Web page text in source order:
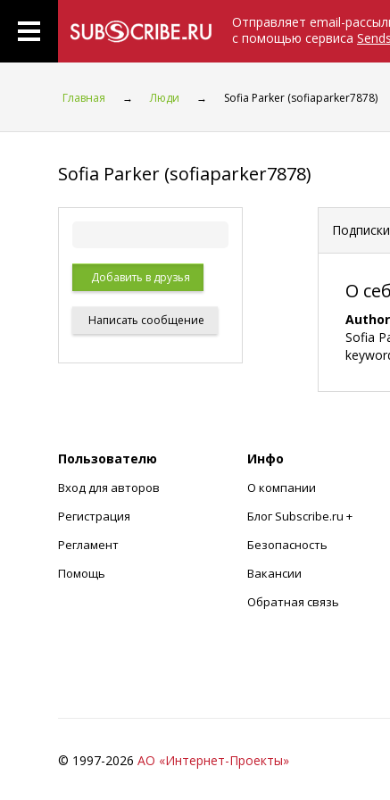
Отправляет email-
с помощью сервиса
Главная → Люди → Sofia Parker (sofiaparker7878)
Sofia Parker (sofiaparker7878)
Добавить в друзья
Написать сообщение
Подписки
О
Sofia
Пользователю
Вход для авторов
Регистрация
Регламент
Помощь
Инфо
О компании
Блог Subscribe.ru +
Безопасность
Вакансии
Обратная связь
© 1997-2026 АО «Интернет-Проекты»